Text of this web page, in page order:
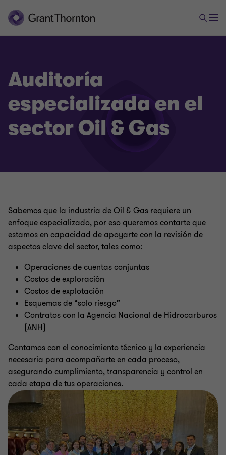
Auditoría externa de gestión y resultados
Auditoría Externa
Auditoría Interna
Auditoría especializada en el sector Oil & Gas
Auditoría
especializada en el
sector Oil & Gas
Sabemos que la industria de Oil & Gas requiere un
enfoque especializado, por eso queremos contarte que
estamos en capacidad de apoyarte con la revisión de
aspectos clave del sector, tales como:
Operaciones de cuentas conjuntas
Costos de exploración
Costos de explotación
Esquemas de “solo riesgo”
Contratos con la Agencia Nacional de Hidrocarburos
(ANH)
Contamos con el conocimiento técnico y la experiencia
necesaria para acompañarte en cada proceso,
asegurando cumplimiento, transparencia y control en
cada etapa de tus operaciones.